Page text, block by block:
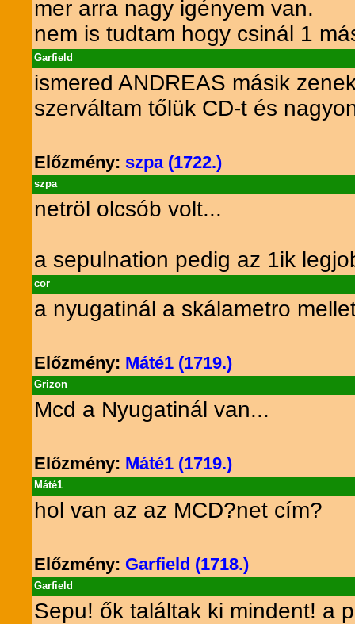
mer arra nagy igényem van.
nem is tudtam hogy csinál 1
Garfield
ismered ANDREAS másik
szerváltam tőlük CD-t és
Előzmény: szpa (1722.)
szpa
netröl olcsób volt...
a sepulnation pedig az 1ik
cor
a nyugatinál a skálametro
Előzmény: Máté1 (1719.)
Grizon
Mcd a Nyugatinál van...
Előzmény: Máté1 (1719.)
Máté1
hol van az az MCD?net cím?
Előzmény: Garfield (1718.)
Garfield
Sepu! ők találtak ki mindent! a